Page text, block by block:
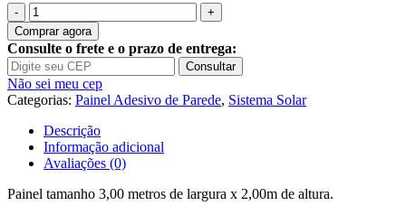
Quantidade
de
Painel
Adesivo
Sistema
Solar
Planetas
Espaço
GG04
Comprar agora
Consulte o frete e o prazo de entrega:
Consultar
Não sei meu cep
Categorias: Painel Adesivo de Parede, Sistema Solar
Descrição
Informação adicional
Avaliações (0)
Painel tamanho 3,00 metros de largura x 2,00m de altura.